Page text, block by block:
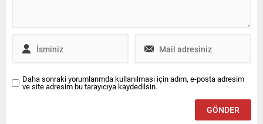
Daha sonraki yorumlarımda kullanılması için adım, e-posta adresim
ve site adresim bu tarayıcıya kaydedilsin.